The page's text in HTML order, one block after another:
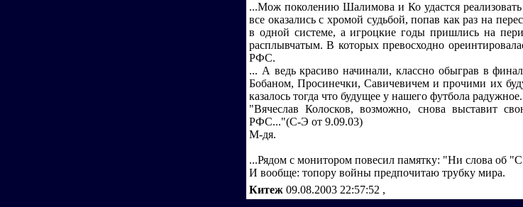
...Мож поколению Шалимова и Ко удастся
все оказались с хромой судьбой, попав как раз на
в одной системе, а игроцкие годы пришлись на
расплывчатым. В которых превосходно
РФС.
... А ведь красиво начинали, классно обыграв в
Бобаном, Просинечки, Савичевичем и прочими их
казалось тогда что будущее у нашего футбола
"Вячеслав Колосков, возможно, снова выставит
РФС..."(С-Э от 9.09.03)
М-дя.
...Рядом с монитором повесил памятку: "Ни слова об
И вообще: топору войны предпочитаю трубку мира.
Китеж 09.08.2003 22:57:52 ,